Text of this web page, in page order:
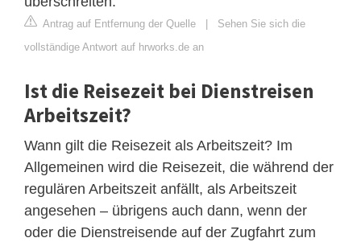
Antrag auf Entfernung der Quelle | Sehen Sie sich die
vollständige Antwort auf hrworks.de an
Ist die Reisezeit bei Dienstreisen
Arbeitszeit?
Wann gilt die Reisezeit als Arbeitszeit? Im
Allgemeinen wird die Reisezeit, die während der
regulären Arbeitszeit anfällt, als Arbeitszeit
angesehen – übrigens auch dann, wenn der
oder die Dienstreisende auf der Zugfahrt zum